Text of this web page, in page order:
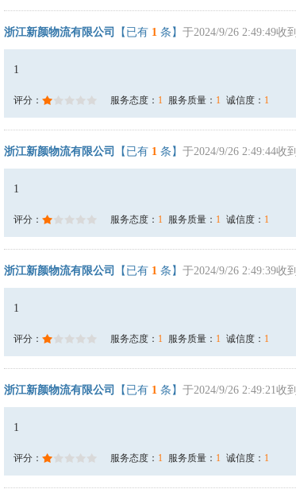
浙江新颜物流有限公司 【已有 1 条】 于2024/9/26 2:49:49收到
1
评分： 服务态度： 1 服务质量： 1 诚信度： 1
浙江新颜物流有限公司 【已有 1 条】 于2024/9/26 2:49:44收到
1
评分： 服务态度： 1 服务质量： 1 诚信度： 1
浙江新颜物流有限公司 【已有 1 条】 于2024/9/26 2:49:39收到
1
评分： 服务态度： 1 服务质量： 1 诚信度： 1
浙江新颜物流有限公司 【已有 1 条】 于2024/9/26 2:49:21收到
1
评分： 服务态度： 1 服务质量： 1 诚信度： 1